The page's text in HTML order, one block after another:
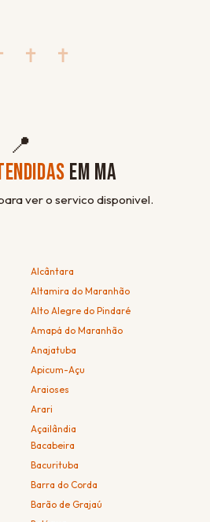
✝ ✝
📍
EM MA
ver o servico disponivel.
Alcântara
Altamira do Maranhão
Alto Alegre do Pindaré
Amapá do Maranhão
Anajatuba
Apicum-Açu
Araioses
Arari
Açailândia
Bacabeira
Bacurituba
Barra do Corda
Barão de Grajaú